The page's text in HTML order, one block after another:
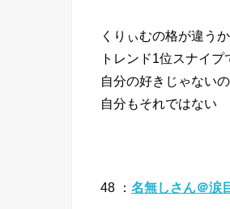
くりぃむの格が違う
トレンド1位スナイプ
自分の好きじゃない
自分もそれではない
48 ： 名無しさん＠涙